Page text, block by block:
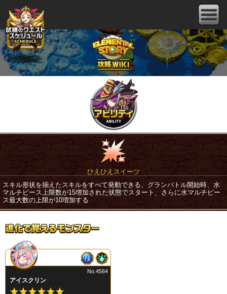
ひえひえスイーツ
スキル形状を揃えたスキルをすべて発動できる、グランバトル開始時、水
マルチピース上限数が15増加された状態でスタート、さらに水マルチピー
ス最大数の上限が10増加する
アイスクリン
No.4564